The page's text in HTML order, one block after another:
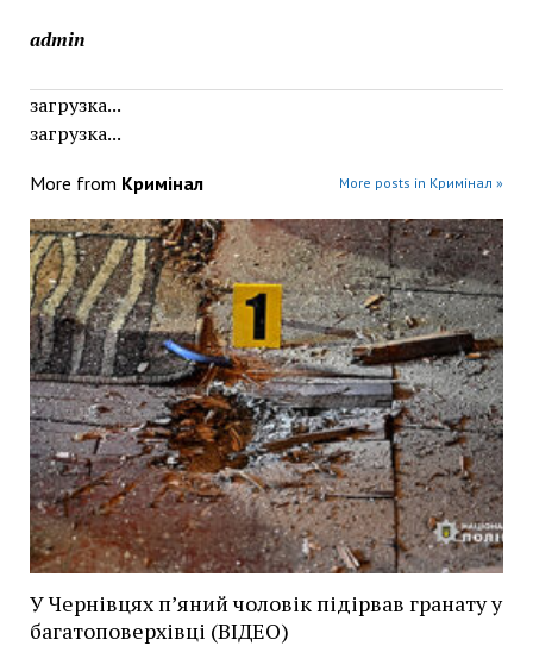
admin
загрузка...
загрузка...
More from Кримінал More posts in Кримінал »
У Чернівцях п’яний чоловік підірвав гранату у
багатоповерхівці (ВІДЕО)